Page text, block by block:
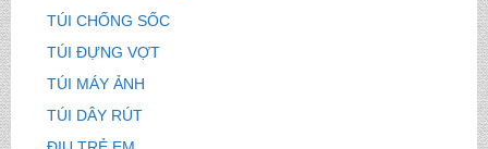
TÚI CHỐNG SỐC
TÚI ĐỰNG VỢT
TÚI MÁY ẢNH
TÚI DÂY RÚT